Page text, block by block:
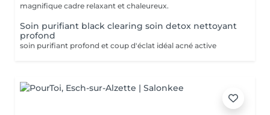
magnifique cadre relaxant et chaleureux.
Soin purifiant black clearing soin detox nettoyant
profond
soin purifiant profond et coup d'éclat idéal acné active